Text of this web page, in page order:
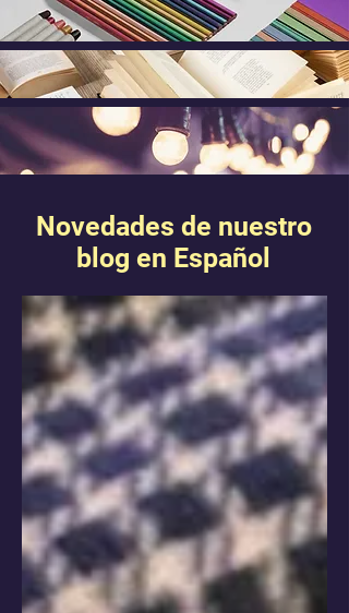
Novedades de nuestro
blog en Español